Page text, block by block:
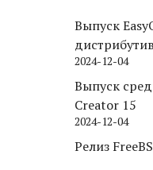
Выпуск
Puppy Linux
2024-12-04
Выпуск
Creator 15
2024-12-04
Релиз